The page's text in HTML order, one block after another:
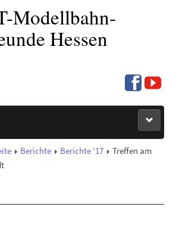
Modell­bahn­
Hessen
Berichte Berichte '17
Treffen am